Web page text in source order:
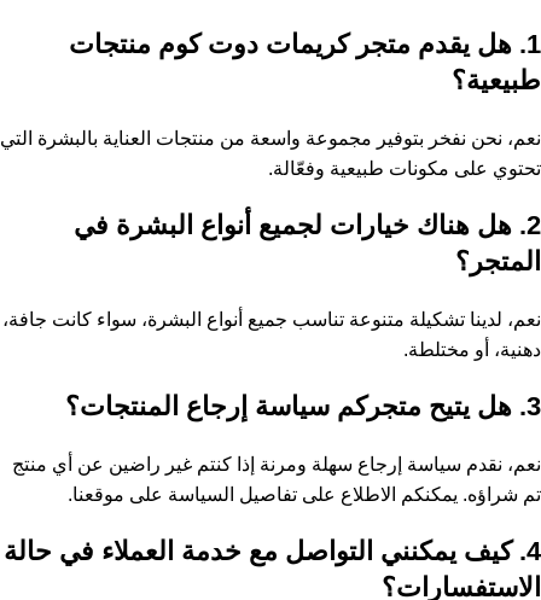
1. هل يقدم متجر كريمات دوت كوم منتجات
طبيعية؟
نعم، نحن نفخر بتوفير مجموعة واسعة من منتجات العناية بالبشرة التي
تحتوي على مكونات طبيعية وفعّالة.
2. هل هناك خيارات لجميع أنواع البشرة في
المتجر؟
نعم، لدينا تشكيلة متنوعة تناسب جميع أنواع البشرة، سواء كانت جافة،
دهنية، أو مختلطة.
3. هل يتيح متجركم سياسة إرجاع المنتجات؟
نعم، نقدم سياسة إرجاع سهلة ومرنة إذا كنتم غير راضين عن أي منتج
تم شراؤه. يمكنكم الاطلاع على تفاصيل السياسة على موقعنا.
4. كيف يمكنني التواصل مع خدمة العملاء في حالة
الاستفسارات؟